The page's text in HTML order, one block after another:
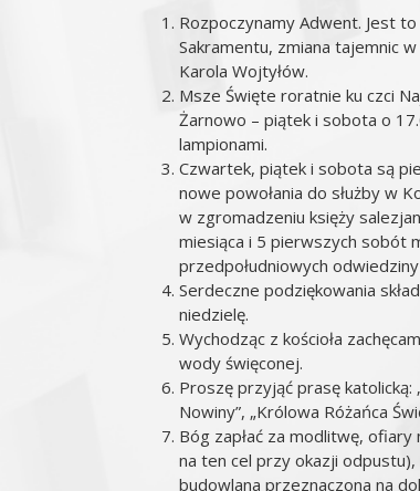
Rozpoczynamy Adwent. Jest
Sakramentu, zmiana tajemnic
Karola Wojtyłów.
Msze Święte roratnie ku czci
Żarnowo – piątek i sobota o
lampionami.
Czwartek, piątek i sobota są
nowe powołania do służby w
w zgromadzeniu księży
miesiąca i 5 pierwszych sobót
przedpołudniowych
Serdeczne podziękowania
niedzielę.
Wychodząc z kościoła
wody święconej.
Proszę przyjąć prasę katolicką:
Nowiny”, „Królowa Różańca
Bóg zapłać za modlitwę,
na ten cel przy okazji
budowlana przeznaczona na